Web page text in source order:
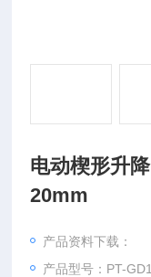
电动楔形升降台 台面尺寸
20mm
产品资料下载：
产品型号：PT-